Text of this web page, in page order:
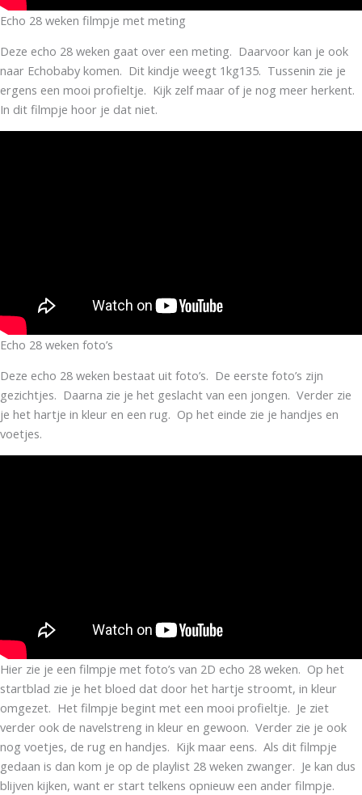
Echo 28 weken filmpje met meting
Deze echo 28 weken gaat over een meting. Daarvoor kan je ook
naar Echobaby komen. Dit kindje weegt 1kg135. Tussenin zie je
ergens een mooi profieltje. Kijk zelf maar of je nog meer herkent.
In dit filmpje hoor je dat niet.
Echo 28 weken foto’s
Deze echo 28 weken bestaat uit foto’s. De eerste foto’s zijn
gezichtjes. Daarna zie je het geslacht van een jongen. Verder zie
je het hartje in kleur en een rug. Op het einde zie je handjes en
voetjes.
Hier zie je een filmpje met foto’s van 2D echo 28 weken. Op het
startblad zie je het bloed dat door het hartje stroomt, in kleur
omgezet. Het filmpje begint met een mooi profieltje. Je ziet
verder ook de navelstreng in kleur en gewoon. Verder zie je ook
nog voetjes, de rug en handjes. Kijk maar eens. Als dit filmpje
gedaan is dan kom je op de playlist 28 weken zwanger. Je kan dus
blijven kijken, want er start telkens opnieuw een ander filmpje.